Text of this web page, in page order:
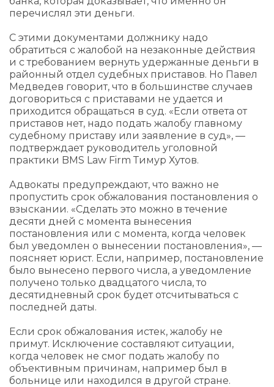
перечислял эти деньги.
С этими документами должнику надо
обратиться с жалобой на незаконные действия
и с требованием вернуть удержанные деньги в
районный отдел судебных приставов. Но Павел
Медведев говорит, что в большинстве случаев
договориться с приставами не удается и
приходится обращаться в суд. «Если ответа от
приставов нет, надо подать жалобу главному
судебному приставу или заявление в суд», —
подтверждает руководитель уголовной
практики BMS Law Firm Тимур Хутов.
Адвокаты предупреждают, что важно не
пропустить срок обжалования постановления о
взыскании. «Сделать это можно в течение
десяти дней с момента вынесения
постановления или с момента, когда человек
был уведомлен о вынесении постановления», —
поясняет юрист. Если, например, постановление
было вынесено первого числа, а уведомление
получено только двадцатого числа, то
десятидневный срок будет отсчитываться с
последней даты.
Если срок обжалования истек, жалобу не
примут. Исключение составляют ситуации,
когда человек не смог подать жалобу по
объективным причинам, например был в
больнице или находился в другой стране.